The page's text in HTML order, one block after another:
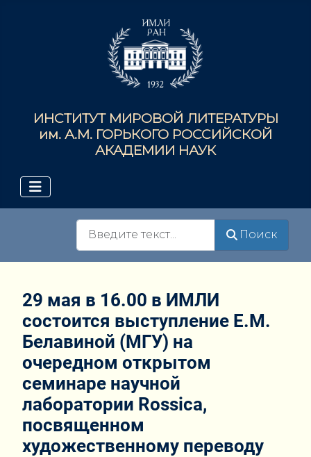
ИНСТИТУТ МИРОВОЙ ЛИТЕРАТУРЫ
им. А.М. ГОРЬКОГО РОССИЙСКОЙ
АКАДЕМИИ НАУК
Поиск
29 мая в 16.00 в ИМЛИ
состоится выступление Е.М.
Белавиной (МГУ) на
очередном открытом
семинаре научной
лаборатории Rossica,
посвященном
художественному переводу